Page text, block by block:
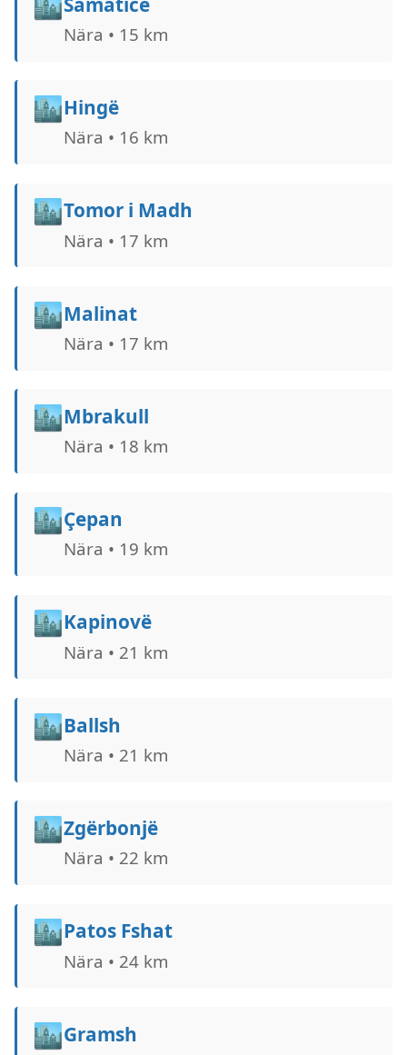
Nära • 15 km
🏙️Hingë
Nära • 16 km
🏙️Tomor i Madh
Nära • 17 km
🏙️Malinat
Nära • 17 km
🏙️Mbrakull
Nära • 18 km
🏙️Çepan
Nära • 19 km
🏙️Kapinovë
Nära • 21 km
🏙️Ballsh
Nära • 21 km
🏙️Zgërbonjë
Nära • 22 km
🏙️Patos Fshat
Nära • 24 km
🏙️Gramsh